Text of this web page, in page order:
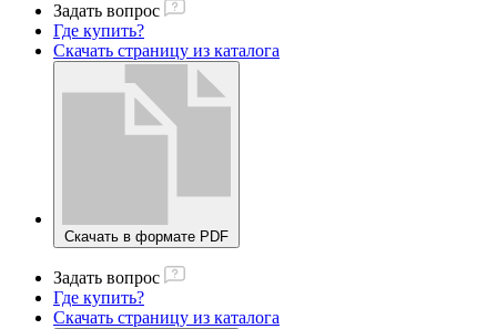
Задать вопрос
Где купить?
Скачать страницу из каталога
Скачать в формате PDF
Задать вопрос
Где купить?
Скачать страницу из каталога